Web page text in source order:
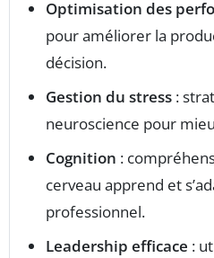
Optimisation des
pour améliorer la
décision.
Gestion du stress :
neuroscience pour
Cognition :
cerveau apprend et
professionnel.
Leadership efficace :